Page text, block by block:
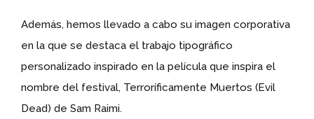
Además, hemos llevado a cabo su imagen corporativa
en la que se destaca el trabajo tipográfico
personalizado inspirado en la película que inspira el
nombre del festival, Terroríficamente Muertos (Evil
Dead) de Sam Raimi.